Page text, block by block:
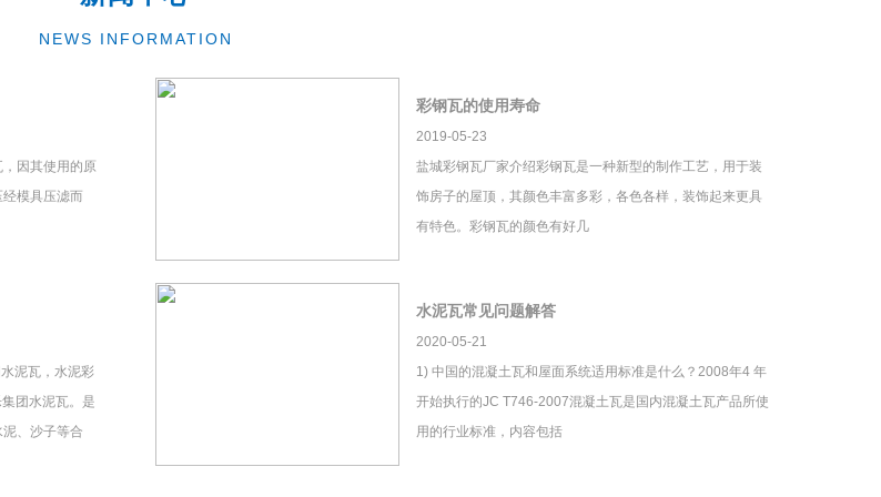
NEWS INFORMATION
因其使用的原
模具压滤而
彩钢瓦的使用寿命
2019-05-23
盐城彩钢瓦厂家介绍彩钢瓦是一种新型的制作工艺，用于装
饰房子的屋顶，其颜色丰富多彩，各色各样，装饰起来更具
有特色。彩钢瓦的颜色有好几
泥瓦，水泥彩
团水泥瓦。是
、沙子等合
水泥瓦常见问题解答
2020-05-21
1) 中国的混凝土瓦和屋面系统适用标准是什么？2008年4 年
开始执行的JC T746-2007混凝土瓦是国内混凝土瓦产品所使
用的行业标准，内容包括